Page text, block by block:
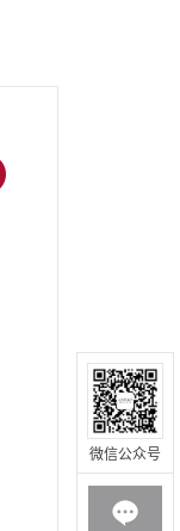
微信公众号